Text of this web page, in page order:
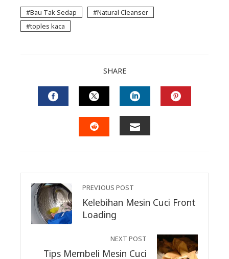
Bau Tak Sedap
Natural Cleanser
toples kaca
SHARE
FACEBOOKTWITTERLINKEDIN
PREVIOUS POST
Kelebihan Mesin Cuci Front
Loading
NEXT POST
Tips Membeli Mesin Cuci